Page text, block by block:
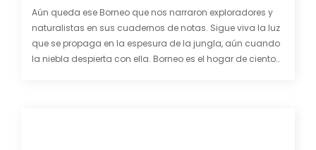
Aún queda ese Borneo que nos narraron exploradores y
naturalistas en sus cuadernos de notas. Sigue viva la luz
que se propaga en la espesura de la jungla, aún cuando
la niebla despierta con ella. Borneo es el hogar de cientos